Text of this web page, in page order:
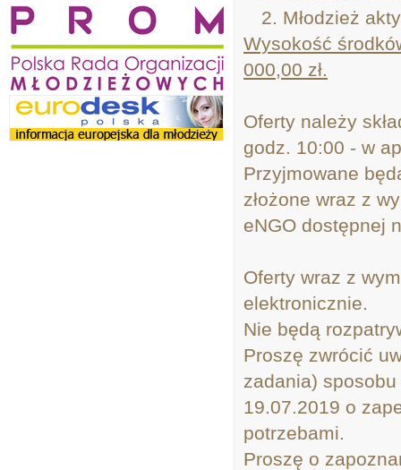
Młodzież
Wysokość
000,00 zł.
Oferty należy
godz. 10:00 - w
Przyjmowane
złożone wraz z
eNGO dostępnej
Oferty wraz z
elektronicznie.
Nie będą
Proszę zwrócić
zadania)
19.07.2019 o
potrzebami.
Proszę o